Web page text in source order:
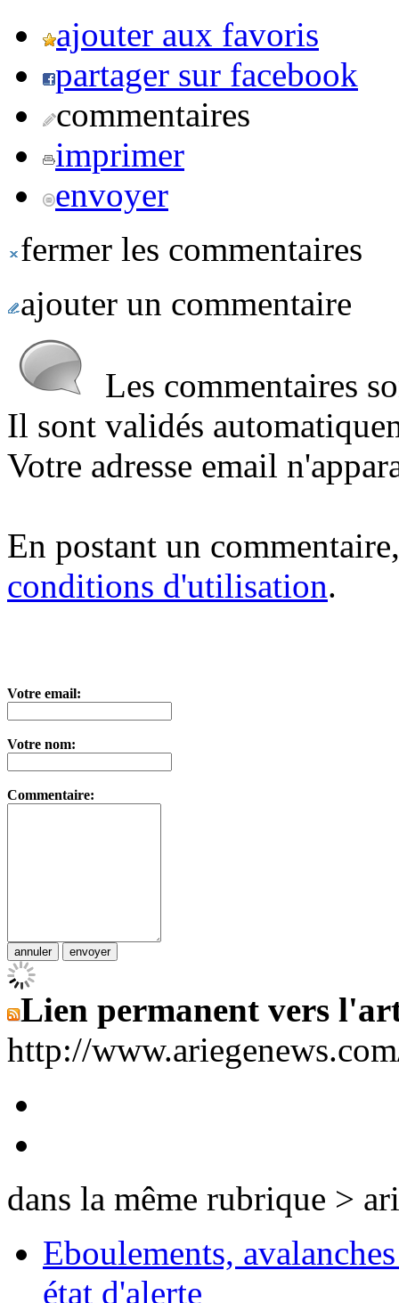
ajouter aux favoris
partager sur facebook
commentaires
imprimer
envoyer
fermer les commentaires
ajouter un commentaire
Les commentaires
Il sont validés
Votre adresse email
En postant un
conditions d'utilisation.
Votre email:
Votre nom:
Commentaire:
Lien permanent vers
http://
dans la même rubrique >
Eboulements,
état d'alerte